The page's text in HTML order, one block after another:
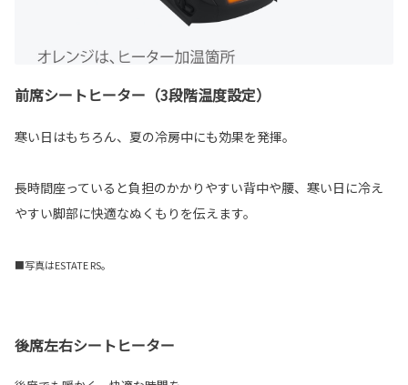
前席シートヒーター（3段階温度設定）
寒い日はもちろん、夏の冷房中にも効果を発揮。
長時間座っていると負担のかかりやすい背中や腰、寒い日に冷え
やすい脚部に快適なぬくもりを伝えます。
■写真はESTATE RS。
後席左右シートヒーター